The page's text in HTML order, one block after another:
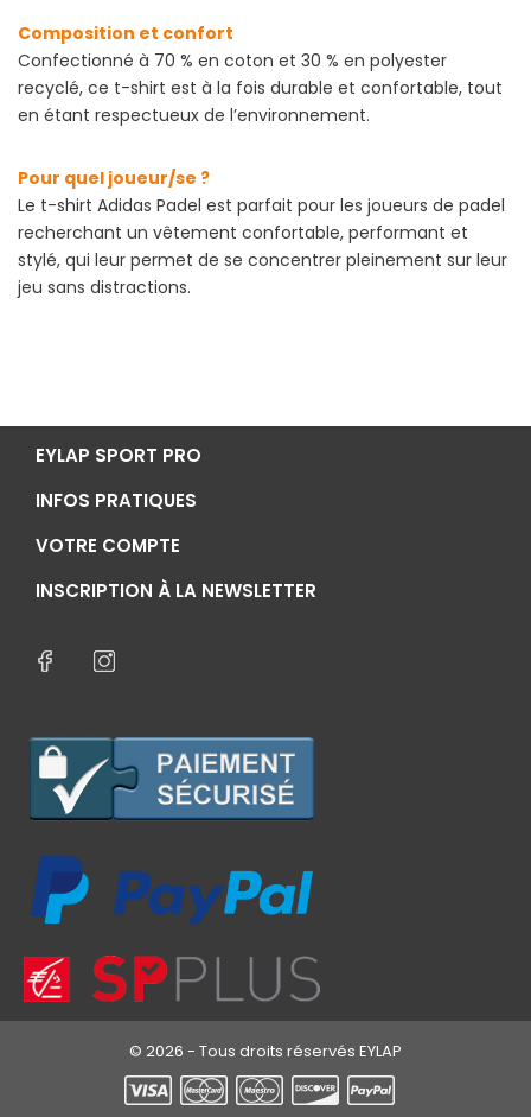
Composition et confort
Confectionné à 70 % en coton et 30 % en polyester
recyclé, ce t-shirt est à la fois durable et confortable, tout
en étant respectueux de l’environnement.
Pour quel joueur/se ?
Le t-shirt Adidas Padel est parfait pour les joueurs de padel
recherchant un vêtement confortable, performant et
stylé, qui leur permet de se concentrer pleinement sur leur
jeu sans distractions.
EYLAP SPORT PRO
INFOS PRATIQUES
VOTRE COMPTE
INSCRIPTION À LA NEWSLETTER
© 2026 - Tous droits réservés EYLAP